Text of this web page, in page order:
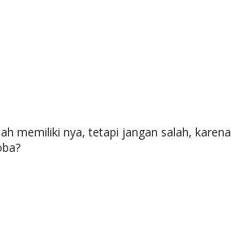
memiliki nya, tetapi jangan salah, karena